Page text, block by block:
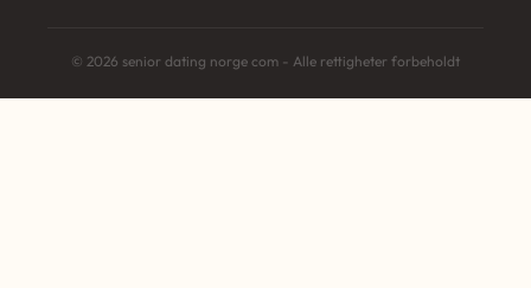
© 2026 senior dating norge com - Alle rettigheter forbeholdt